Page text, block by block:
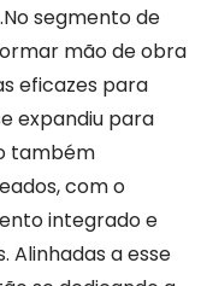
segmento de
mão de obra
eficazes para
expandiu para
também
com o
integrado e
Alinhadas a esse